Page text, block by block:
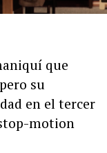
que
su
en el tercer
motion